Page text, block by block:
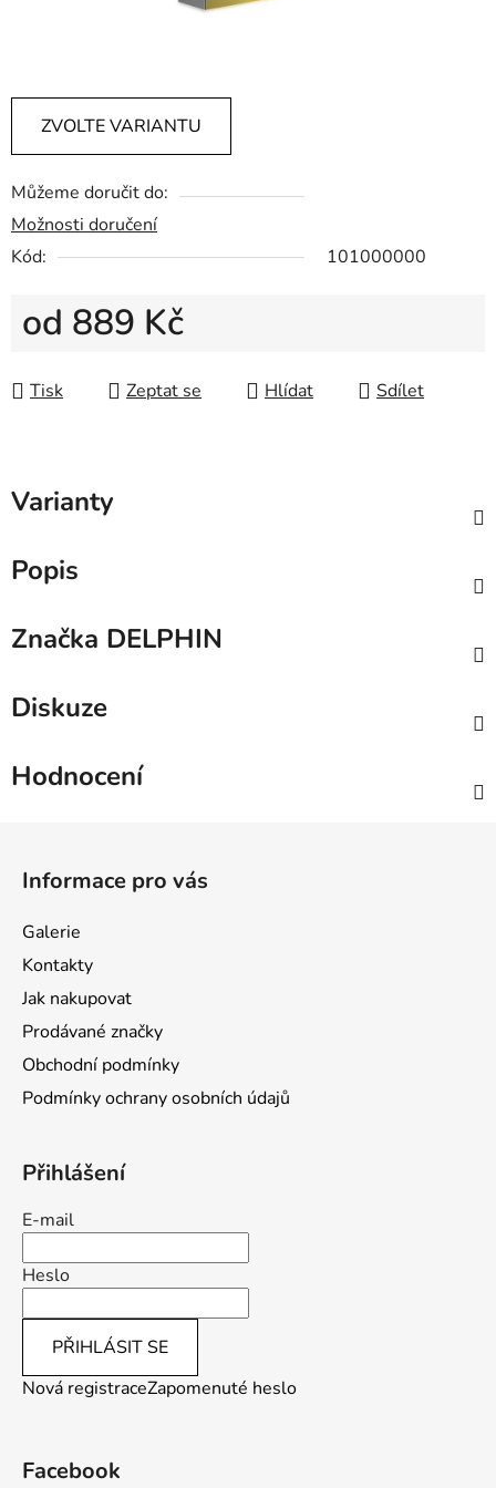
ZVOLTE VARIANTU
Můžeme doručit do:
Možnosti doručení
Kód:
101000000
od 889 Kč
Tisk
Zeptat se Hlídat Sdílet
Varianty
Popis
Značka DELPHIN
Diskuze
Hodnocení
Informace pro vás
Galerie
Kontakty
Jak nakupovat
Prodávané značky
Obchodní podmínky
Podmínky ochrany osobních údajů
Přihlášení
E-mail
Heslo
PŘIHLÁSIT SE
Nová registraceZapomenuté heslo
Facebook